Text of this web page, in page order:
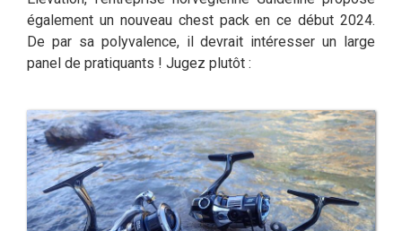
également un nouveau chest pack en ce début 2024.
De par sa polyvalence, il devrait intéresser un large
panel de pratiquants ! Jugez plutôt :